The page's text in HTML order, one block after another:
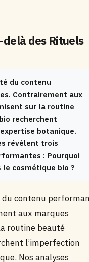
des Rituels
du contenu
Contrairement aux
sur la routine
recherchent
botanique.
révèlent trois
: Pourquoi
cosmétique bio ?
du contenu
aux marques
routine beauté
l’imperfection
Nos analyses